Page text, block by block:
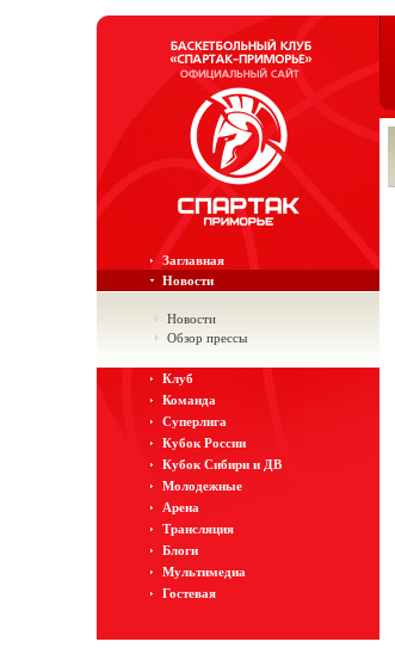
Заглавная
Новости
Новости
Обзор прессы
Клуб
Команда
Суперлига
Кубок России
Кубок Сибири и ДВ
Молодежные
Арена
Трансляция
Блоги
Мультимедиа
Гостевая